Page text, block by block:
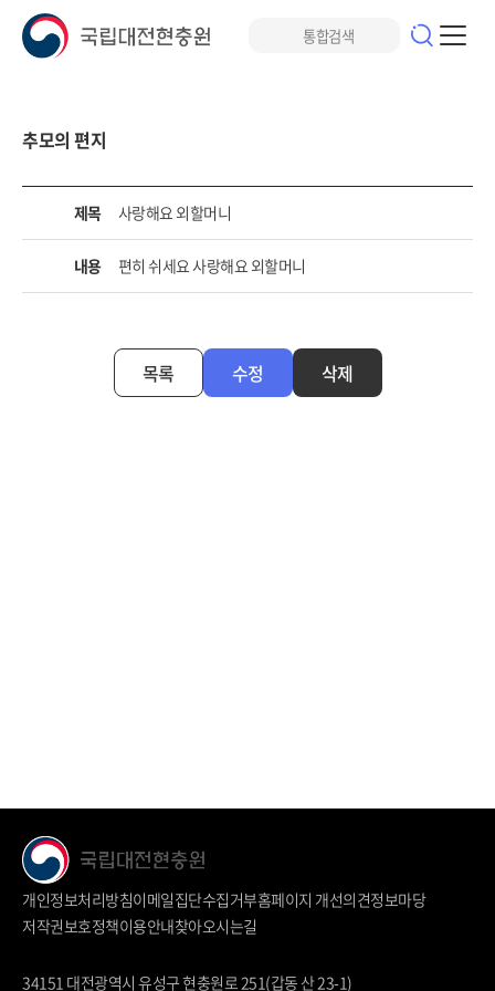
추모의 편지
제목 사랑해요 외할머니
내용 편히 쉬세요 사랑해요 외할머니
목록 수정 삭제
개인정보처리방침이메일집단수집거부홈페이지 개선의견정보마당
저작권보호정책이용안내찾아오시는길
34151 대전광역시 유성구 현충원로 251(갑동 산 23-1)